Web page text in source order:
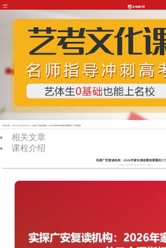
当前位置：首页>>四川高考专攻 >> 实探广安复读机构：2026年家长择校最该看重的三个硬指标
相关文章
课程介绍
实探广安复读机构：2026年家长择校最该看重的三
时间：2026-05-30 20:39:04 来源：